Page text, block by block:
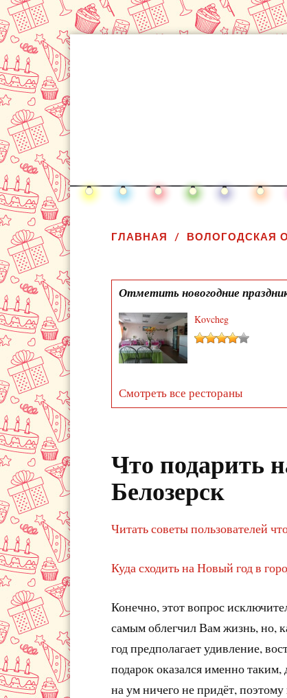
ГЛАВНАЯ ВОЛОГОДСКАЯ
Отметить новогодние
Kovcheg
Смотреть все рестораны
Что подарить
Белозерск
Читать советы пользователей
Куда сходить на Новый год в
Конечно, этот вопрос
самым облегчил Вам жизнь, но,
год предполагает удивление,
подарок оказался именно
на ум ничего не придёт, поэтому